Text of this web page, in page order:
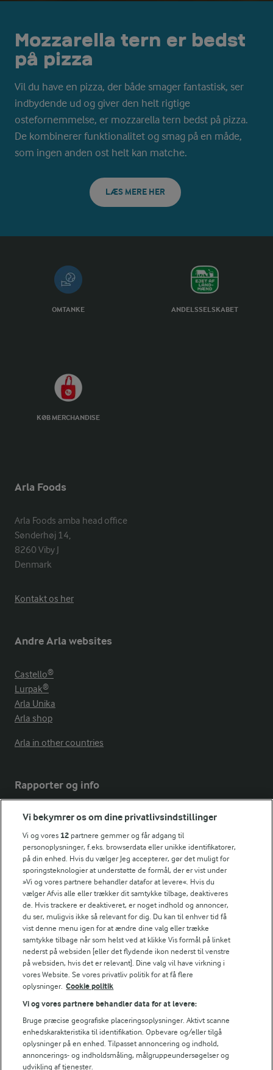
Mozzarella tern er bedst
på pizza
Vil du have en pizza, der både smager fantastisk, ser
indbydende ud og giver den helt rigtige
ostefornemmelse, er mozzarella tern bedst på pizza.
De kombinerer funktionalitet og smag på en måde,
som ingen anden ost helt kan matche.
LÆS MERE HER
OMTANKE ANDELSSELSKABET
KØB MERCHANDISE
Arla Foods
Arla Foods amba head office
Sønderhøj 14,
8260 Viby J
Denmark
Kontakt os her
Andre Arla websites
Castello®
Lurpak®
Arla Unika
Arla shop
Arla in other countries
Rapporter og info
Årsrapport
FarmAhead™ Check rapport
Andelshaverinfo: Mælkepris
Fødevarestyrelsens smiley-rapporter for Arla Foods
Fødevarestyrelsens smiley-rapporter for Jörd
Fødevarestyrelsens smiley-rapporter for Lurpak PB
Følg
© 2026 Arla Foods
Vælg en anden cookies
Vi bekymrer os om dine privatlivsindstillinger
Vi og vores 12 partnere gemmer og får adgang til
personoplysninger, f.eks. browserdata eller unikke identifikatorer,
på din enhed. Hvis du vælger Jeg accepterer, gør det muligt for
sporingsteknologier at understøtte de formål, der er vist under
»Vi og vores partnere behandler datafor at levere«. Hvis du
vælger Afvis alle eller trækker dit samtykke tilbage, deaktiveres
de. Hvis trackere er deaktiveret, er noget indhold og annoncer,
du ser, muligvis ikke så relevant for dig. Du kan til enhver tid få
vist denne menu igen for at ændre dine valg eller trække
samtykke tilbage når som helst ved at klikke Vis formål på linket
nederst på websiden [eller det flydende ikon nederst til venstre
på websiden, hvis det er relevant]. Dine valg vil have virkning i
vores Website. Se vores privatliv politik for at få flere
oplysninger. Cookie politik
Vi og vores partnere behandler data for at levere:
Bruge præcise geografiske placeringsoplysninger. Aktivt scanne
enhedskarakteristika til identifikation. Opbevare og/eller tilgå
oplysninger på en enhed. Tilpasset annoncering og indhold,
annoncerings- og indholdsmåling, målgruppeundersøgelser og
udvikling af tjenester.